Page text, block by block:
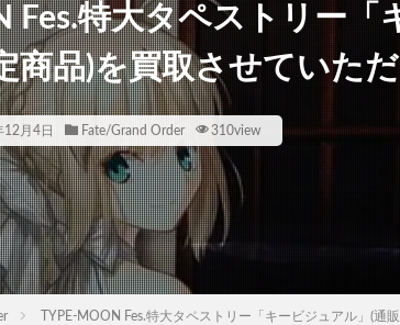
Fes.特大タペストリー「
商品)を買取させていた
12月4日 Fate/Grand Order 310view
TYPE-MOON Fes.特大タペストリー「キービジュアル」(通